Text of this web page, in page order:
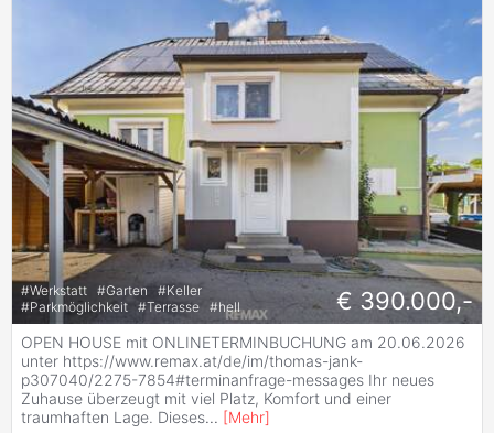
#Werkstatt #Garten #Keller
#Parkmöglichkeit #Terrasse #hell € 390.000,-
OPEN HOUSE mit ONLINETERMINBUCHUNG am 20.06.2026
unter https://www.remax.at/de/im/thomas-jank-
p307040/2275-7854#terminanfrage-messages Ihr neues
Zuhause überzeugt mit viel Platz, Komfort und einer
traumhaften Lage. Dieses... [Mehr]